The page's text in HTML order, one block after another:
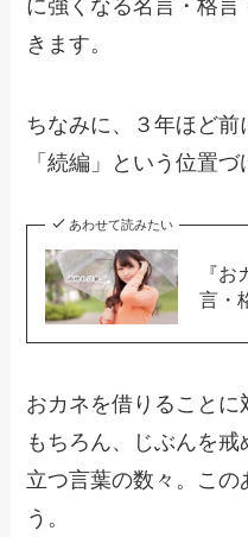
に強くなる名言・格
きます。
ちなみに、３年ほど
「続編」という位置づ
あわせて読みたい
『
言・
おカネを借りること
もちろん、じぶんを
立つ言葉の数々。この
う。